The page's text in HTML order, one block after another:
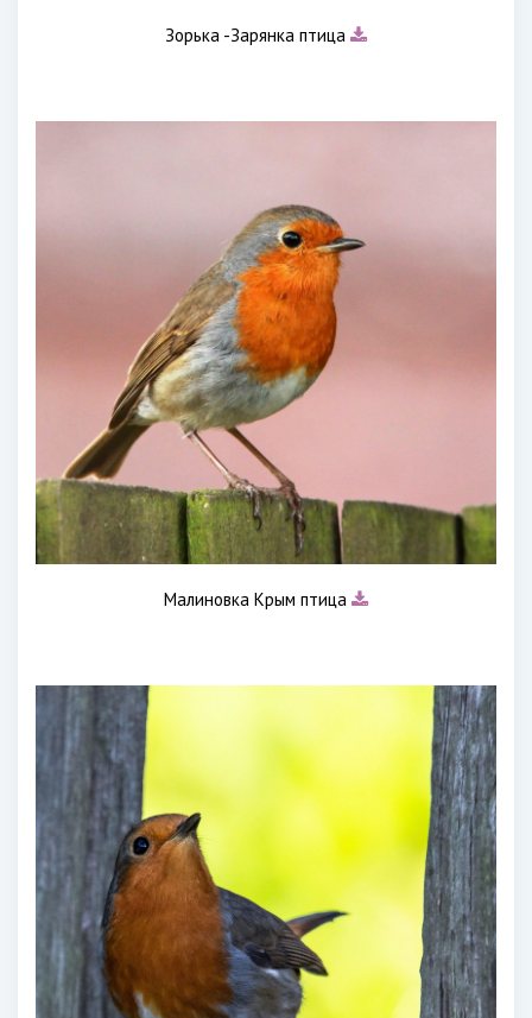
Зорька -Зарянка птица
Малиновка Крым птица